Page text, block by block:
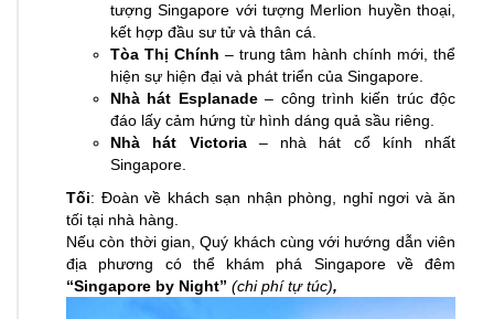
tượng Singapore với tượng Merlion huyền thoại,
kết hợp đầu sư tử và thân cá.
Tòa Thị Chính – trung tâm hành chính mới, thể
hiện sự hiện đại và phát triển của Singapore.
Nhà hát Esplanade– công trình kiến trúc độc
đáo lấy cảm hứng từ hình dáng quả sầu riêng.
Nhà hát Victoria– nhà hát cổ kính nhất
Singapore.
Tối: Đoàn về khách sạn nhận phòng, nghỉ ngơi và ăn
tối tại nhà hàng.
Nếu còn thời gian, Quý khách cùng với hướng dẫn viên
địa phương có thể khám phá Singapore về đêm
“Singapore by Night” (chi phí tự túc),